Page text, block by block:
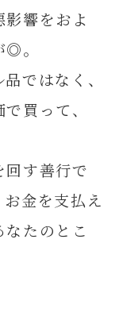
響をおよ
。
ではなく、
買って、
す善行で
金を支払え
たのとこ